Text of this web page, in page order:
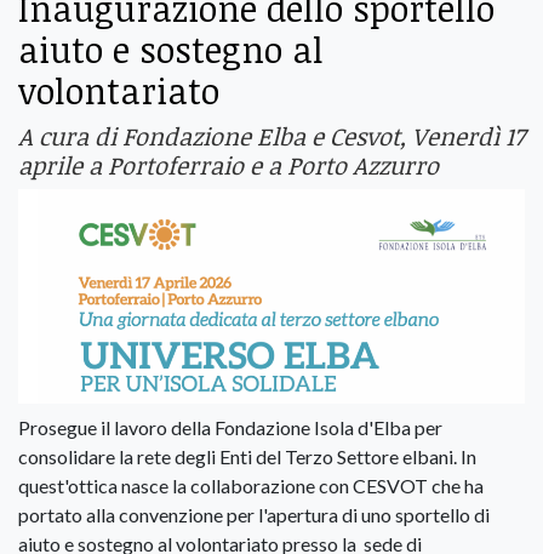
aiuto e sostegno al
volontariato
A cura di Fondazione Elba e Cesvot, Venerdì 17
aprile a Portoferraio e a Porto Azzurro
Prosegue il lavoro della Fondazione Isola d'Elba per
consolidare la rete degli Enti del Terzo Settore elbani. In
quest'ottica nasce la collaborazione con CESVOT che ha
portato alla convenzione per l'apertura di uno sportello di
aiuto e sostegno al volontariato presso la sede di